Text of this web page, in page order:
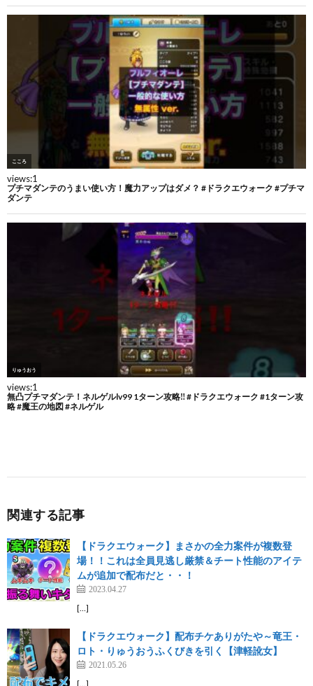
関連する記事
【ドラクエウォーク】まさかの全力案件が複数登
場！！これは全員見逃し厳禁＆チート性能のアイテ
ムが追加で配布だと・・！
2023.04.27
[…]
【ドラクエウォーク】配布チケありがたや～竜王・
ロト・りゅうおうふくびきを引く【津軽訛女】
2021.05.26
[…]